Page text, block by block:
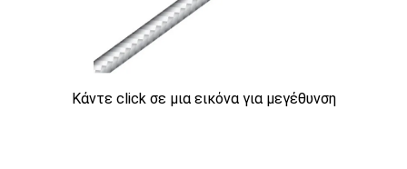
Κάντε click σε μια εικόνα για μεγέθυνση